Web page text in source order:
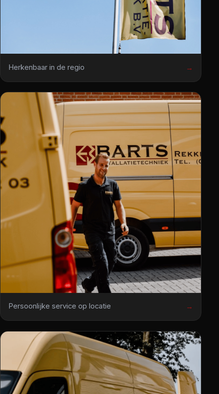
Herkenbaar in de regio
Persoonlijke service op locatie